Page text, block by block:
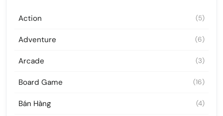
Action (5)
Adventure (6)
Arcade (3)
Board Game (16)
Bán Hàng (4)